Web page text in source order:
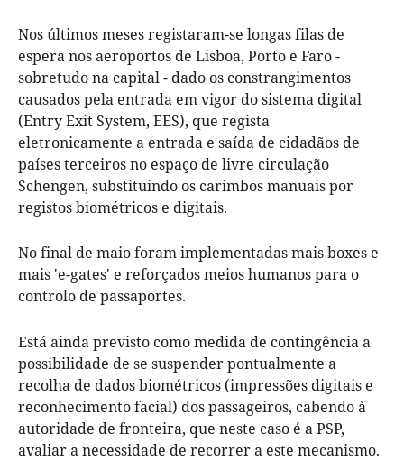
Nos últimos meses registaram-se longas filas de
espera nos aeroportos de Lisboa, Porto e Faro -
sobretudo na capital - dado os constrangimentos
causados pela entrada em vigor do sistema digital
(Entry Exit System, EES), que regista
eletronicamente a entrada e saída de cidadãos de
países terceiros no espaço de livre circulação
Schengen, substituindo os carimbos manuais por
registos biométricos e digitais.
No final de maio foram implementadas mais boxes e
mais 'e-gates' e reforçados meios humanos para o
controlo de passaportes.
Está ainda previsto como medida de contingência a
possibilidade de se suspender pontualmente a
recolha de dados biométricos (impressões digitais e
reconhecimento facial) dos passageiros, cabendo à
autoridade de fronteira, que neste caso é a PSP,
avaliar a necessidade de recorrer a este mecanismo.